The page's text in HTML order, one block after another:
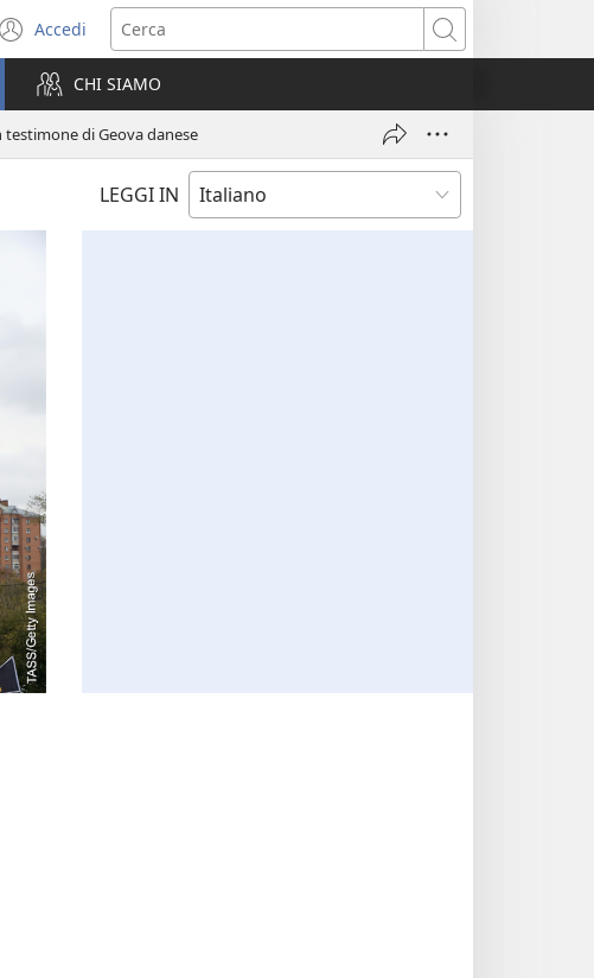
Accedi
(apre
una
nuova
finestra)
Cerca
CHI SIAMO
di Geova danese
LEGGI IN